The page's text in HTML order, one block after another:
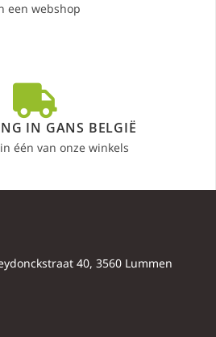
een webshop
IN GANS BELGIË
één van onze winkels
40, 3560 Lummen